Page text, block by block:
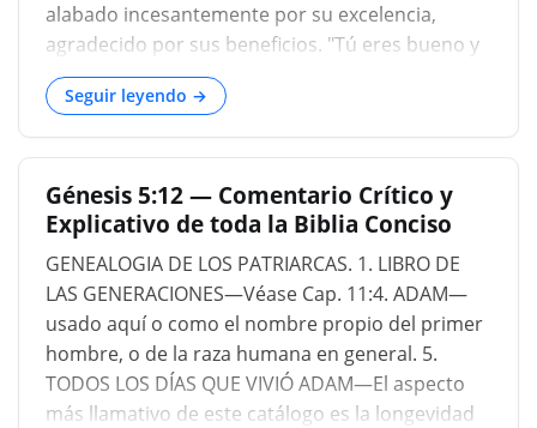
alabado incesantemente por su excelencia,
agradecido por sus beneficios. "Tú eres bueno y
haces el bien"....
Seguir leyendo →
Génesis 5:12 — Comentario Crítico y
Explicativo de toda la Biblia Conciso
GENEALOGIA DE LOS PATRIARCAS. 1. LIBRO DE
LAS GENERACIONES—Véase Cap. 11:4. ADAM—
usado aquí o como el nombre propio del primer
hombre, o de la raza humana en general. 5.
TODOS LOS DÍAS QUE VIVIÓ ADAM—El aspecto
más llamativo de este catálogo es la longevidad